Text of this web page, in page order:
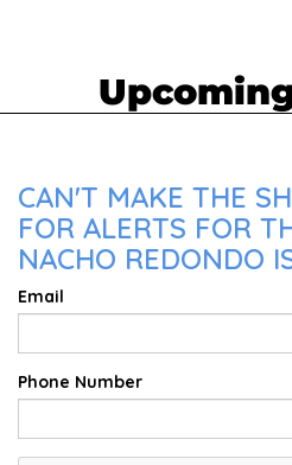
CAN'T MAKE THE
FOR ALERTS FOR
NACHO REDONDO
Email
Phone Number